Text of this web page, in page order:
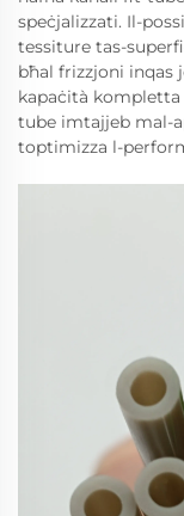
speċjalizzati. Il-
tessiture tas-
bħal frizzjoni inqas
kapaċità kompletta
tube imtajjeb mal-
toptimizza l-